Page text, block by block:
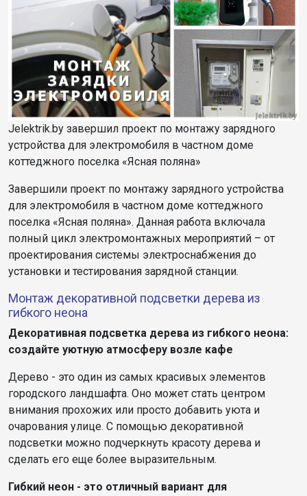
Jelektrik.by завершил проект по монтажу зарядного
устройства для электромобиля в частном доме
коттеджного поселка «Ясная поляна»
Завершили проект по монтажу зарядного устройства
для электромобиля в частном доме коттеджного
поселка «Ясная поляна». Данная работа включала
полный цикл электромонтажных мероприятий – от
проектирования системы электроснабжения до
установки и тестирования зарядной станции.
Монтаж декоративной подсветки дерева из
гибкого неона
Декоративная подсветка дерева из гибкого неона:
создайте уютную атмосферу возле кафе
Дерево - это один из самых красивых элементов
городского ландшафта. Оно может стать центром
внимания прохожих или просто добавить уюта и
очарования улице. С помощью декоративной
подсветки можно подчеркнуть красоту дерева и
сделать его еще более выразительным.
Гибкий неон - это отличный вариант для